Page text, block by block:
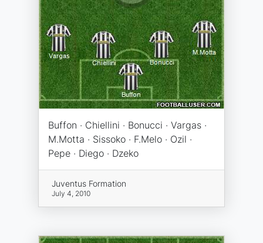
Buffon · Chiellini · Bonucci · Vargas ·
M.Motta · Sissoko · F.Melo · Ozil ·
Pepe · Diego · Dzeko
Juventus Formation
July 4, 2010